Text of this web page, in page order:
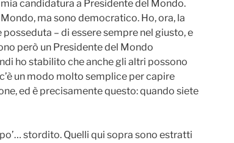
candidatura a Presidente del Mondo.
ma sono democratico. Ho, ora, la
– di essere sempre nel giusto, e
però un Presidente del Mondo
ho stabilito che anche gli altri possono
un modo molto semplice per capire
ed è precisamente questo: quando siete
stordito. Quelli qui sopra sono estratti